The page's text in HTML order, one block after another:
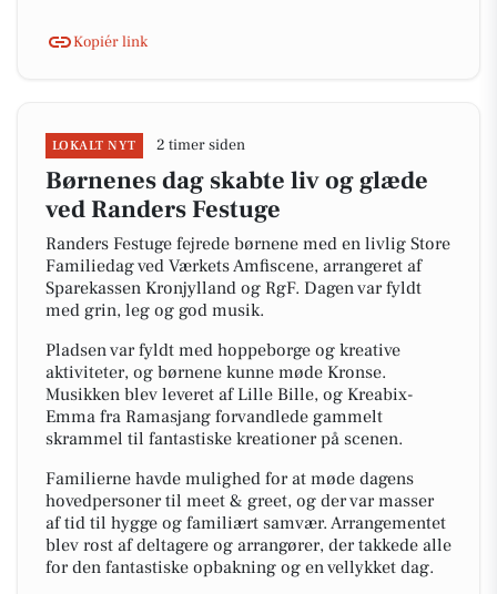
Kopiér link
LOKALT NYT 2 timer siden
Børnenes dag skabte liv og glæde
ved Randers Festuge
Randers Festuge fejrede børnene med en livlig Store
Familiedag ved Værkets Amfiscene, arrangeret af
Sparekassen Kronjylland og RgF. Dagen var fyldt
med grin, leg og god musik.
Pladsen var fyldt med hoppeborge og kreative
aktiviteter, og børnene kunne møde Kronse.
Musikken blev leveret af Lille Bille, og Kreabix-
Emma fra Ramasjang forvandlede gammelt
skrammel til fantastiske kreationer på scenen.
Familierne havde mulighed for at møde dagens
hovedpersoner til meet & greet, og der var masser
af tid til hygge og familiært samvær. Arrangementet
blev rost af deltagere og arrangører, der takkede alle
for den fantastiske opbakning og en vellykket dag.